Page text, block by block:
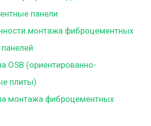
панели
монтажа фиброцементных
OSB (ориентированно-
плиты)
монтажа фиброцементных